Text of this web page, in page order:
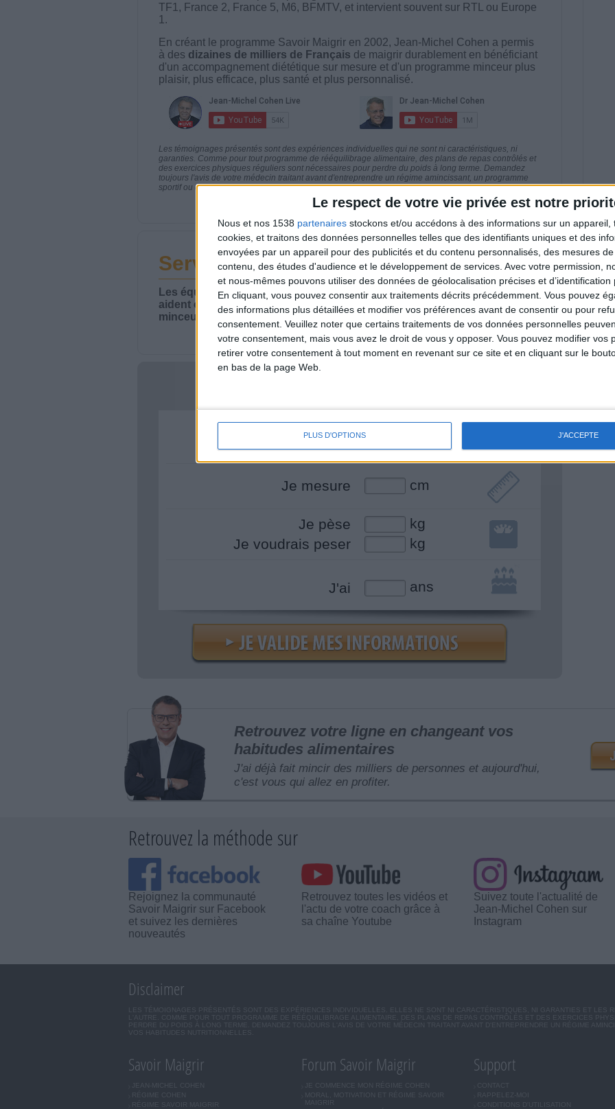
Le respect de votre vie privée est notre
Nous et nos 1538 partenaires stockons et/ou accédons à des informations sur un appareil,
cookies, et traitons des données personnelles telles que des identifiants uniques et des
envoyées par un appareil pour des publicités et du contenu personnalisés, des mesures
contenu, des études d'audience et le développement de services. Avec votre permission,
et nous-mêmes pouvons utiliser des données de géolocalisation précises et d’identification
En cliquant, vous pouvez consentir aux traitements décrits précédemment. Vous pouvez
des informations plus détaillées et modifier vos préférences avant de consentir ou pour
consentement. Veuillez noter que certains traitements de vos données personnelles
votre consentement, mais vous avez le droit de vous y opposer. Vous pouvez modifier vos
retirer votre consentement à tout moment en revenant sur ce site et en cliquant sur le
en bas de la page Web.
PLUS D'OPTIONS J'ACCEPTE
TF1, France 2, France 5, M6, BFMTV, et intervient souvent sur RTL ou Europe
1.
En créant le programme Savoir Maigrir en 2002, Jean-Michel Cohen a permis
à des dizaines de milliers de Français de maigrir durablement en bénéficiant
d'un accompagnement diététique sur mesure et d'un programme minceur plus
plaisir, plus efficace, plus santé et plus personnalisé.
Les témoignages présentés sont des expériences individuelles qui ne sont ni caractéristiques, ni
garanties. Comme pour tout programme de rééquilibrage alimentaire, des plans de repas contrôlés et
des exercices physiques réguliers sont nécessaires pour perdre du poids à long terme. Demandez
toujours l'avis de votre médecin traitant avant d'entreprendre un régime amincissant, un programme
sportif ou de modifier vos habitudes nutritionnelles.
Service-client & Motivation Voir tout
Les équipes du Service-client et de la Communauté Savoir Maigrir vous
aident chaque semaine à vous rapprocher sereinement de votre objectif
minceur.
Je suis
une femme
Je mesure cm
Je pèse
kg
Je voudrais peser
kg
J'ai ans
Retrouvez votre ligne en changeant vos
habitudes alimentaires
J'ai déjà fait mincir des milliers de personnes et aujourd'hui,
c'est vous qui allez en profiter.
Retrouvez la méthode sur
Rejoignez la communauté
Savoir Maigrir sur Facebook
et suivez les dernières
nouveautés
Retrouvez toutes les vidéos et
l'actu de votre coach grâce à
sa chaîne Youtube
Suivez toute l'actualité de
Jean-Michel Cohen sur
Instagram
Disclaimer
LES TÉMOIGNAGES PRÉSENTÉS SONT DES EXPÉRIENCES INDIVIDUELLES. ELLES NE SONT NI CARACTÉRISTIQUES, NI GARANTIES ET LES
L'AUTRE. COMME POUR TOUT PROGRAMME DE RÉÉQUILIBRAGE ALIMENTAIRE, DES PLANS DE REPAS CONTRÔLÉS ET DES EXERCICES
PERDRE DU POIDS À LONG TERME. DEMANDEZ TOUJOURS L'AVIS DE VOTRE MÉDECIN TRAITANT AVANT D'ENTREPRENDRE UN RÉGIME
VOS HABITUDES NUTRITIONNELLES.
Savoir Maigrir
JEAN-MICHEL COHEN
RÉGIME COHEN
RÉGIME SAVOIR MAIGRIR
Forum Savoir Maigrir
JE COMMENCE MON RÉGIME COHEN
MORAL, MOTIVATION ET RÉGIME SAVOIR
MAIGRIR
Support
CONTACT
RAPPELEZ-MOI
CONDITIONS D'UTILISATION